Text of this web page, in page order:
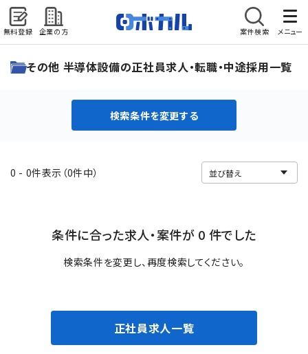
無料登録 企業の方 案件検索 メニュー
検索条件を変更する
その他 半導体設備の正社員求人・転職・中途採用一覧
検索条件を変更する
0 - 0件表示（0件中）
条件に合った求人・案件が 0 件でした
検索条件を変更し、再度検索してください。
正社員求人一覧